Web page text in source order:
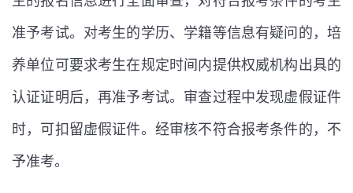
准予考试。对考生的学历、学籍等信息有疑问的，培
养单位可要求考生在规定时间内提供权威机构出具的
认证证明后，再准予考试。审查过程中发现虚假证件
时，可扣留虚假证件。经审核不符合报考条件的，不
予准考。